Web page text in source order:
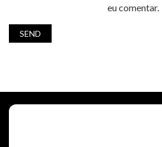
eu comentar.